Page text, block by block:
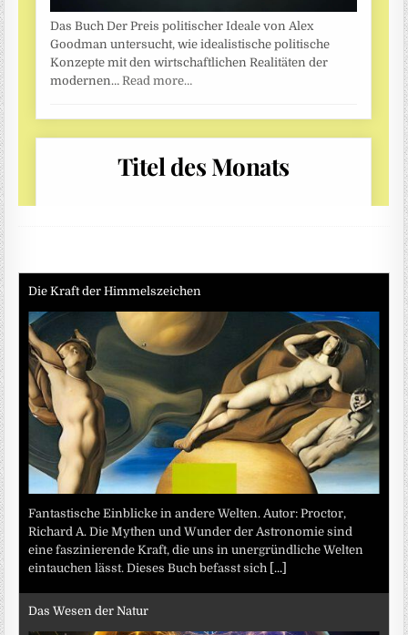
Die Kraft der Himmelszeichen
Fantastische Einblicke in andere Welten. Autor: Proctor,
Richard A. Die Mythen und Wunder der Astronomie sind
eine faszinierende Kraft, die uns in unergründliche Welten
eintauchen lässt. Dieses Buch befasst sich [...]
Das Wesen der Natur